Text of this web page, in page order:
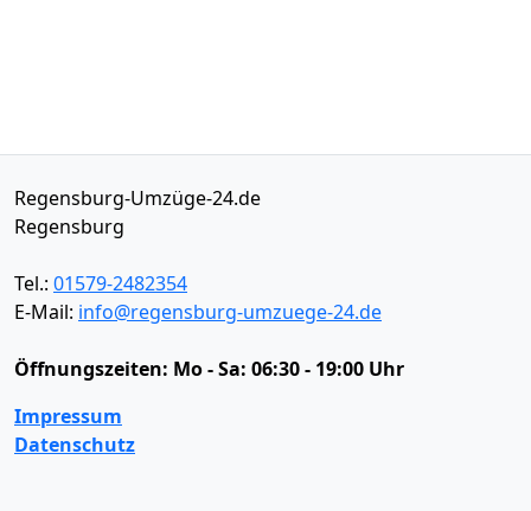
Regensburg-Umzüge-24.de
Regensburg
Tel.: 01579-2482354
E-Mail: info@regensburg-umzuege-24.de
Öffnungszeiten: Mo - Sa: 06:30 - 19:00 Uhr
Impressum
Datenschutz